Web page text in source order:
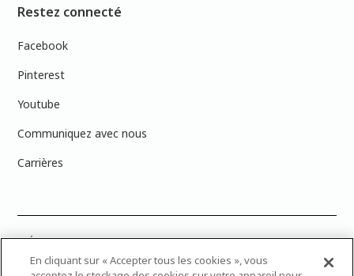
Restez connecté
Facebook
Pinterest
Youtube
Communiquez avec nous
Carrières
PRÉCISION DES COULEURS : Veuillez noter que les couleurs affichées à
l’écran peuvent ne pas correspondre exactement aux couleurs de
peinture réelles en raison des variations de calibration des écrans.
En cliquant sur « Accepter tous les cookies », vous